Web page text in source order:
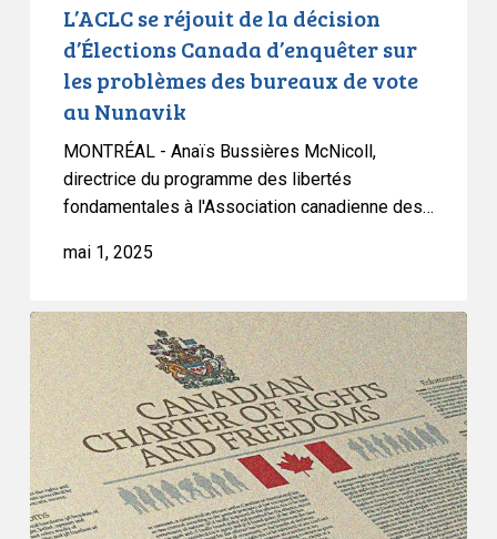
bureaux
Nunavik
L’ACLC se réjouit de la décision
d’Élections Canada d’enquêter sur
les problèmes des bureaux de vote
au Nunavik
MONTRÉAL - Anaïs Bussières McNicoll,
directrice du programme des libertés
fondamentales à l'Association canadienne des…
mai 1, 2025
L’ACLC
défendra
les
droits
à
la
mobilité
des